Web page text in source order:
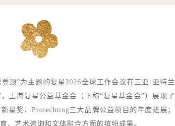
顶”为主题的复星2026全球工作会议在三亚·亚特兰
上海复星公益基金会（下称“复星基金会”）展现了
星奖、Protechting三大品牌公益项目的年度进展；
、艺术咨询和文体融合方面的缤纷成果。